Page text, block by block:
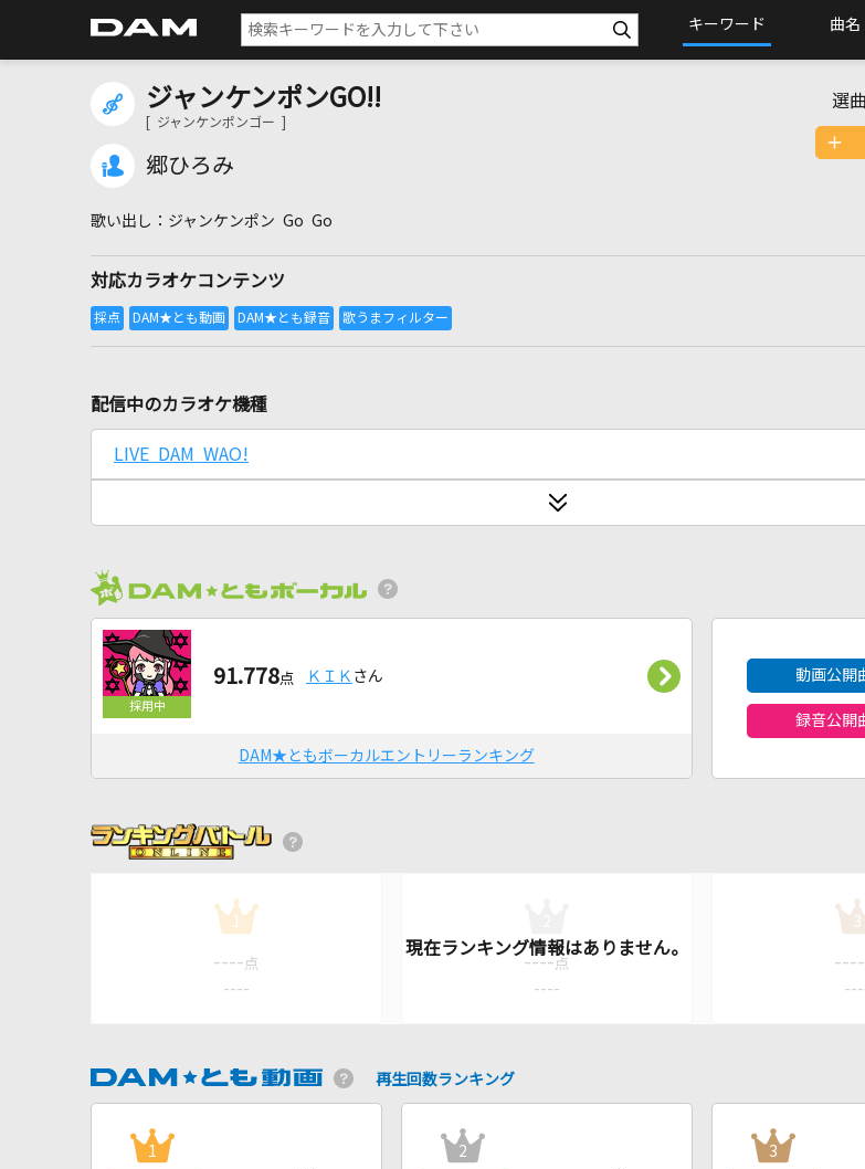
キーワード 曲名
ジャンケンポンGO!!
[ ジャンケンポンゴー ]
郷ひろみ
選
ジャンケンポン Go Go
対応カラオケコンテンツ
配信中のカラオケ機種
LIVE DAM WAO!
91.778点 ＫＩＫ さん
DAM★ともボーカルエントリーランキング
動画公開
録音公開
1
---- 点
----
---- 点
----
3
----
再生回数ランキング
1 2 3